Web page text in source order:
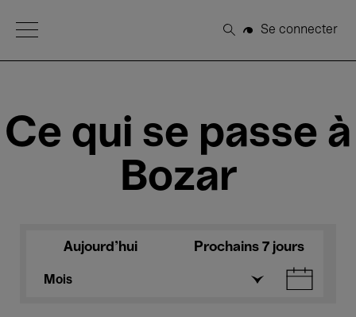
Open Menu
Rechercher
Se connecter
Ce qui se passe à
Bozar
Aujourd'hui Prochains 7 jours
Mois